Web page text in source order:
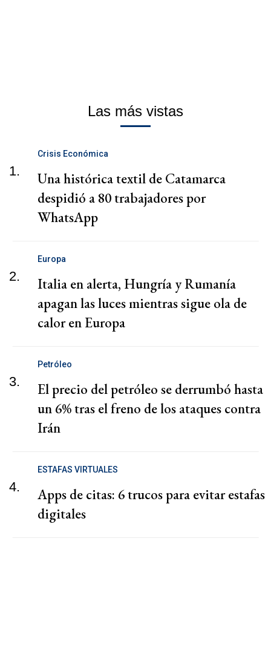
Las más vistas
1.
Crisis Económica
Una histórica textil de Catamarca
despidió a 80 trabajadores por
WhatsApp
2.
Europa
Italia en alerta, Hungría y Rumanía
apagan las luces mientras sigue ola de
calor en Europa
3.
Petróleo
El precio del petróleo se derrumbó hasta
un 6% tras el freno de los ataques contra
Irán
4.
ESTAFAS VIRTUALES
Apps de citas: 6 trucos para evitar estafas
digitales